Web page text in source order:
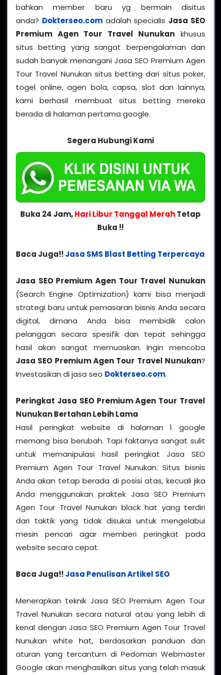
bahkan member baru yg bermain disitus
anda? Dokterseo.comadalah specialis Jasa SEO
Premium Agen Tour Travel Nunukan khusus
situs betting yang sangat berpengalaman dan
sudah banyak menangani Jasa SEO Premium Agen
Tour Travel Nunukan situs betting dari situs poker,
togel online, agen bola, capsa, slot dan lainnya,
kami berhasil membuat situs betting mereka
berada di halaman pertama google.
Segera Hubungi Kami
Buka 24 Jam,Hari Libur Tanggal MerahTetap
Buka !!
Baca Juga!! Jasa SMS Blast Betting Terpercaya
Jasa SEO Premium Agen Tour Travel Nunukan
(Search Engine Optimization) kami bisa menjadi
strategi baru untuk pemasaran bisnis Anda secara
digital, dimana Anda bisa membidik calon
pelanggan secara spesifik dan tepat sehingga
hasil akan sangat memuaskan. Ingin mencoba
Jasa SEO Premium Agen Tour Travel Nunukan?
Investasikan di jasa seo Dokterseo.com.
Peringkat Jasa SEO Premium Agen Tour Travel
Nunukan Bertahan Lebih Lama
Hasil peringkat website di halaman 1 google
memang bisa berubah. Tapi faktanya sangat sulit
untuk memanipulasi hasil peringkat Jasa SEO
Premium Agen Tour Travel Nunukan. Situs bisnis
Anda akan tetap berada di posisi atas, kecuali jika
Anda menggunakan praktek Jasa SEO Premium
Agen Tour Travel Nunukan black hat yang terdiri
dari taktik yang tidak disukai untuk mengelabui
mesin pencari agar memberi peringkat pada
website secara cepat.
Baca Juga!! Jasa Penulisan Artikel SEO
Menerapkan teknik Jasa SEO Premium Agen Tour
Travel Nunukan secara natural atau yang lebih di
kenal dengan Jasa SEO Premium Agen Tour Travel
Nunukan white hat, berdasarkan panduan dan
aturan yang tercantum di Pedoman Webmaster
Google akan menghasilkan situs yang telah masuk